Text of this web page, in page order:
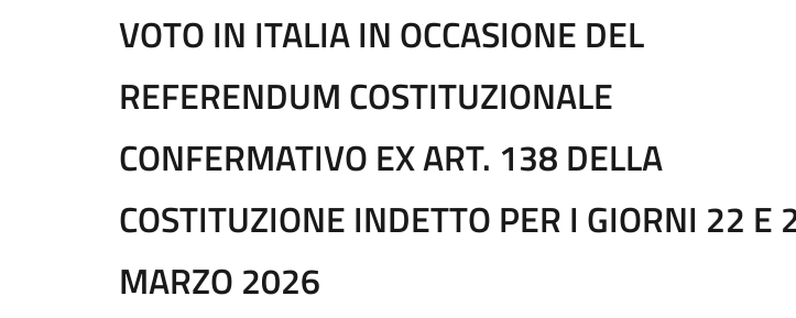
VOTO IN ITALIA IN OCCASIONE DEL
REFERENDUM COSTITUZIONALE
CONFERMATIVO EX ART. 138 DELLA
COSTITUZIONE INDETTO PER I GIORNI 22 E
MARZO 2026